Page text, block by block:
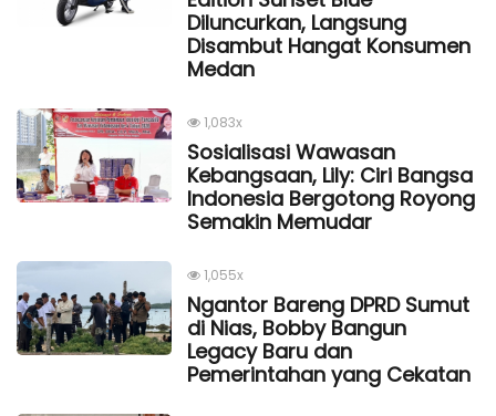
Diluncurkan, Langsung
Disambut Hangat Konsumen
Medan
1,083x
Sosialisasi Wawasan
Kebangsaan, Lily: Ciri Bangsa
Indonesia Bergotong Royong
Semakin Memudar
1,055x
Ngantor Bareng DPRD Sumut
di Nias, Bobby Bangun
Legacy Baru dan
Pemerintahan yang Cekatan